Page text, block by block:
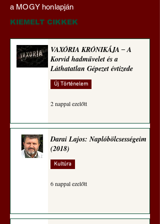
módon közelít
egetrengető
Hedvig posztajánlója)
a MOGY honlapján
KIEMELT CIKKEK
VAXÓRIA KRÓNIKÁJA ‒ A
Korvid hadművelet és a
Láthatatlan Gépezet évtizede
Új Történelem
2 nappal ezelőtt
Darai Lajos: Naplóbölcsességeim
(2018)
Kultúra
6 nappal ezelőtt